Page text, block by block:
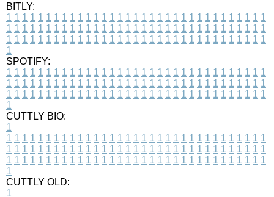
BITLY:
1 1 1 1 1 1 1 1 1 1 1 1 1 1 1 1 1 1 1 1 1 1 1 1 1 1 1 1 1 1 1 1 1
1 1 1 1 1 1 1 1 1 1 1 1 1 1 1 1 1 1 1 1 1 1 1 1 1 1 1 1 1 1 1 1 1
1 1 1 1 1 1 1 1 1 1 1 1 1 1 1 1 1 1 1 1 1 1 1 1 1 1 1 1 1 1 1 1 1
1
SPOTIFY:
1 1 1 1 1 1 1 1 1 1 1 1 1 1 1 1 1 1 1 1 1 1 1 1 1 1 1 1 1 1 1 1 1
1 1 1 1 1 1 1 1 1 1 1 1 1 1 1 1 1 1 1 1 1 1 1 1 1 1 1 1 1 1 1 1 1
1 1 1 1 1 1 1 1 1 1 1 1 1 1 1 1 1 1 1 1 1 1 1 1 1 1 1 1 1 1 1 1 1
1
CUTTLY BIO:
1
1 1 1 1 1 1 1 1 1 1 1 1 1 1 1 1 1 1 1 1 1 1 1 1 1 1 1 1 1 1 1 1 1
1 1 1 1 1 1 1 1 1 1 1 1 1 1 1 1 1 1 1 1 1 1 1 1 1 1 1 1 1 1 1 1 1
1 1 1 1 1 1 1 1 1 1 1 1 1 1 1 1 1 1 1 1 1 1 1 1 1 1 1 1 1 1 1 1 1
1
CUTTLY OLD:
1